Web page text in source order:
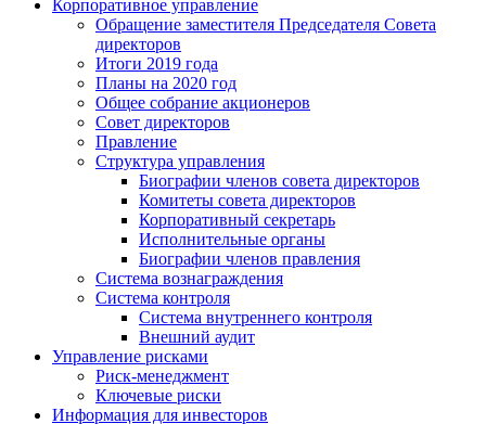
Корпоративное управление
Обращение заместителя Председателя Совета
директоров
Итоги 2019 года
Планы на 2020 год
Общее собрание акционеров
Совет директоров
Правление
Структура управления
Биографии членов совета директоров
Комитеты совета директоров
Корпоративный секретарь
Исполнительные органы
Биографии членов правления
Система вознаграждения
Система контроля
Система внутреннего контроля
Внешний аудит
Управление рисками
Риск-менеджмент
Ключевые риски
Информация для инвесторов